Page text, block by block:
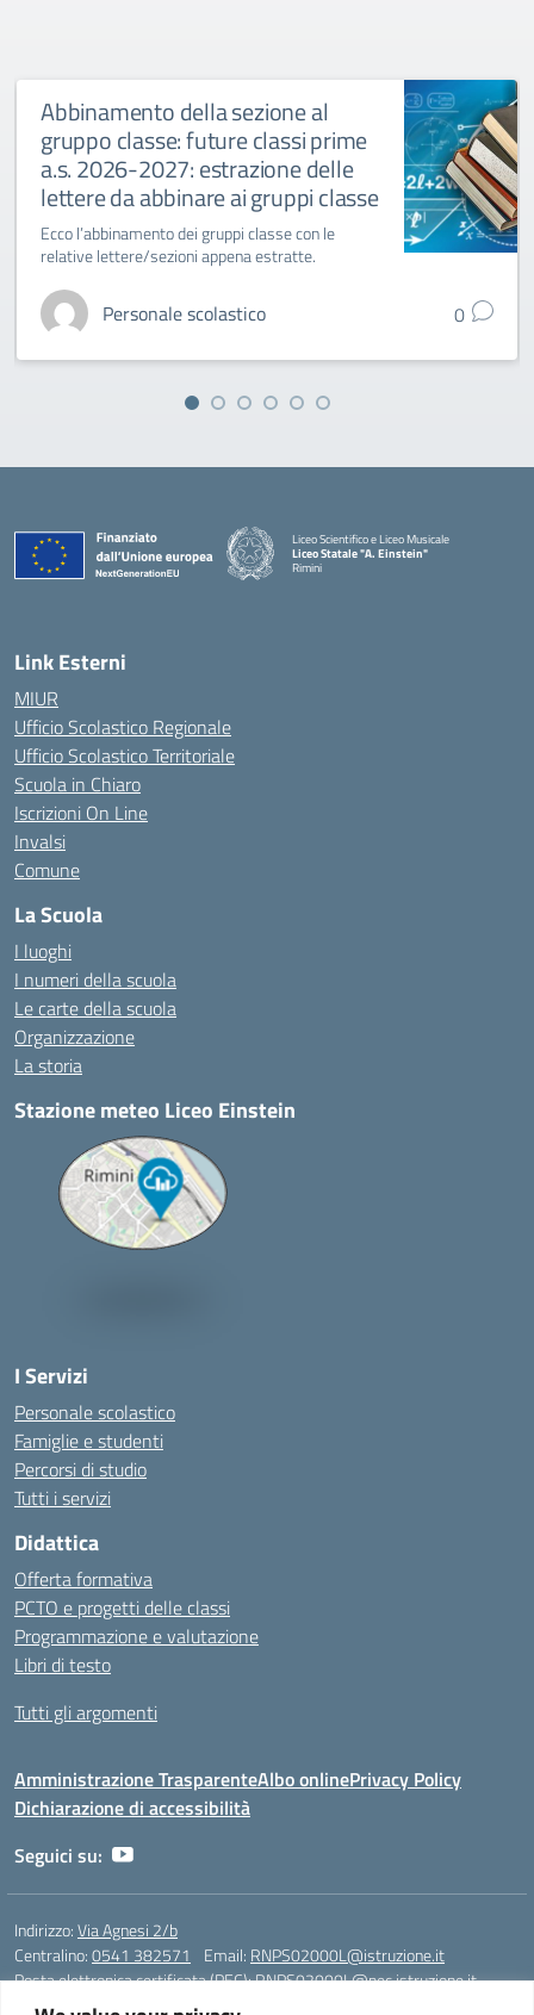
Abbinamento della sezione al
gruppo classe: future classi prime
a.s. 2026-2027: estrazione delle
lettere da abbinare ai gruppi classe
Ecco l’abbinamento dei gruppi classe con le
relative lettere/sezioni appena estratte.
Personale scolastico 0
Liceo Scientifico e Liceo Musicale
Liceo Statale "A. Einstein"
Rimini
Link Esterni
MIUR
Ufficio Scolastico Regionale
Ufficio Scolastico Territoriale
Scuola in Chiaro
Iscrizioni On Line
Invalsi
Comune
La Scuola
I luoghi
I numeri della scuola
Le carte della scuola
Organizzazione
La storia
Stazione meteo Liceo Einstein
I Servizi
Personale scolastico
Famiglie e studenti
Percorsi di studio
Tutti i servizi
Didattica
Offerta formativa
PCTO e progetti delle classi
Programmazione e valutazione
Libri di testo
Tutti gli argomenti
Amministrazione TrasparenteAlbo onlinePrivacy Policy
Dichiarazione di accessibilità
Seguici su:
Indirizzo:Via Agnesi 2/b
Centralino:0541 382571 Email: RNPS02000L@istruzione.it
Posta elettronica certificata (PEC):RNPS02000L@pec.istruzione.it